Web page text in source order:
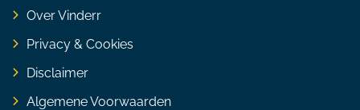
Over Vinderr
Privacy & Cookies
Disclaimer
Algemene Voorwaarden